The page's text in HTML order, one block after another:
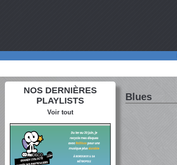
NOS DERNIÈRES
PLAYLISTS
Voir tout
Blues